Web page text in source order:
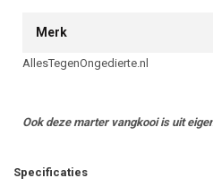
Merk
AllesTegenOngedierte.nl
Ook deze marter vangkooi is uit
Specificaties